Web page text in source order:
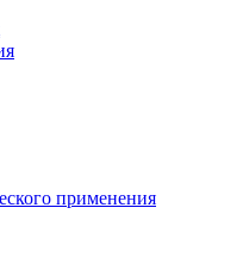
применения